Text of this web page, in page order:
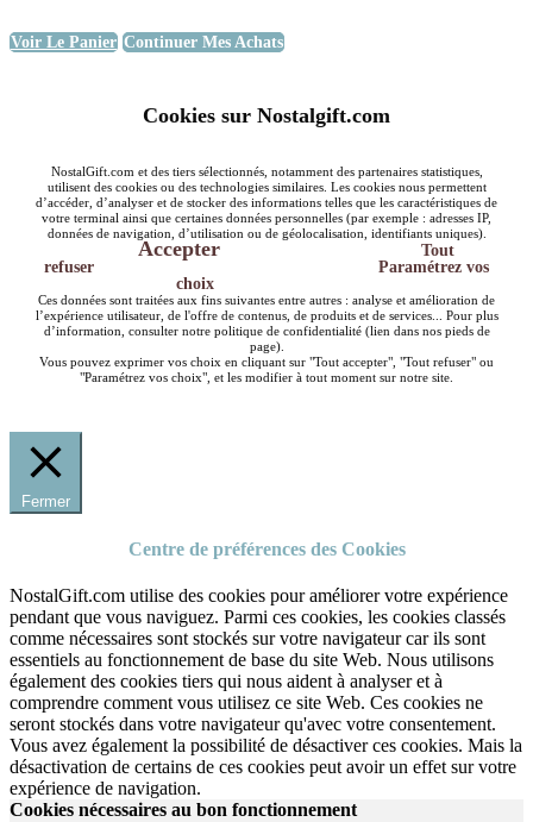
Voir Le Panier Continuer Mes Achats
Cookies sur Nostalgift.com
NostalGift.com et des tiers sélectionnés, notamment des partenaires statistiques,
utilisent des cookies ou des technologies similaires. Les cookies nous permettent
d’accéder, d’analyser et de stocker des informations telles que les caractéristiques de
votre terminal ainsi que certaines données personnelles (par exemple : adresses IP,
données de navigation, d’utilisation ou de géolocalisation, identifiants uniques).
Accepter
Tout
refuser
Paramétrez vos
choix
Ces données sont traitées aux fins suivantes entre autres : analyse et amélioration de
l’expérience utilisateur, de l'offre de contenus, de produits et de services... Pour plus
d’information, consulter notre politique de confidentialité (lien dans nos pieds de
page).
Vous pouvez exprimer vos choix en cliquant sur "Tout accepter", "Tout refuser" ou
"Paramétrez vos choix", et les modifier à tout moment sur notre site.
Fermer
Centre de préférences des Cookies
NostalGift.com utilise des cookies pour améliorer votre expérience
pendant que vous naviguez. Parmi ces cookies, les cookies classés
comme nécessaires sont stockés sur votre navigateur car ils sont
essentiels au fonctionnement de base du site Web. Nous utilisons
également des cookies tiers qui nous aident à analyser et à
comprendre comment vous utilisez ce site Web. Ces cookies ne
seront stockés dans votre navigateur qu'avec votre consentement.
Vous avez également la possibilité de désactiver ces cookies. Mais la
désactivation de certains de ces cookies peut avoir un effet sur votre
expérience de navigation.
Cookies nécessaires au bon fonctionnement